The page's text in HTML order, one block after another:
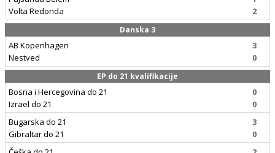
Volta Redonda
2
Danska 3
AB Kopenhagen
Nestved
3
0
EP do 21 kvalifikacije
Bosna i Hercegovina do 21
Izrael do 21
0
0
Bugarska do 21
Gibraltar do 21
3
0